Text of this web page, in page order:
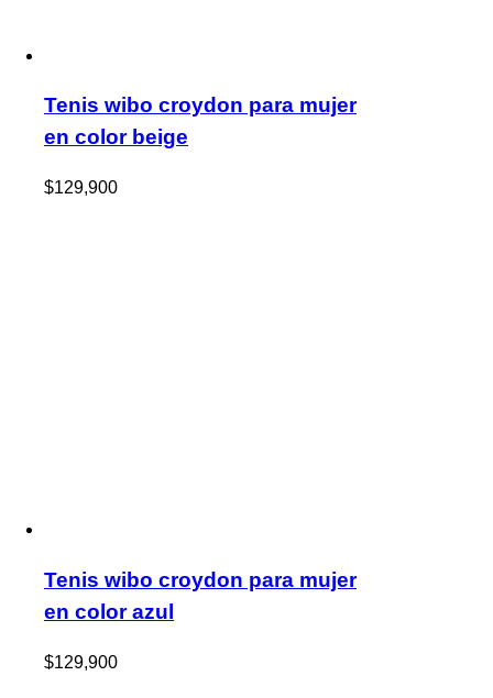
Tenis wibo croydon para mujer
en color beige
$129,900
Tenis wibo croydon para mujer
en color azul
$129,900